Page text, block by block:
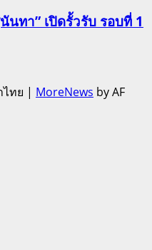
นทา” เปิดรั้วรับ รอบที่ 1
ทย | MoreNews by AF